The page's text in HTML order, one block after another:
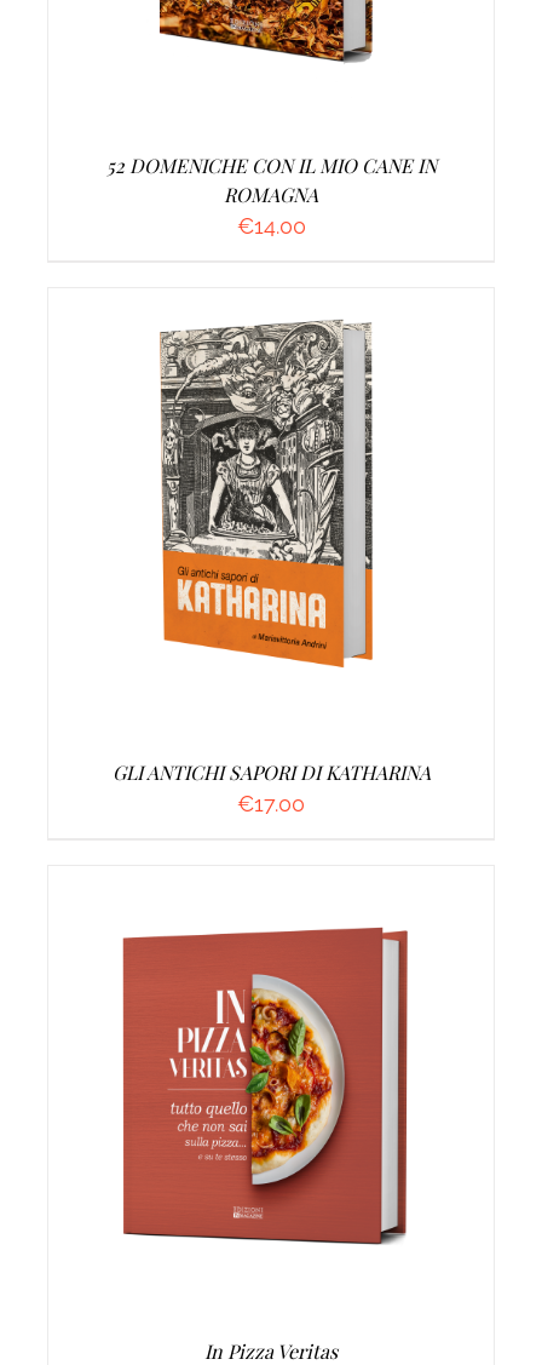
52 DOMENICHE CON IL MIO CANE IN
ROMAGNA
€14.00
AGGIUNGI AL CARRELLO / DETTAGLI
GLI ANTICHI SAPORI DI KATHARINA
€17.00
AGGIUNGI AL CARRELLO /
In Pizza Veritas